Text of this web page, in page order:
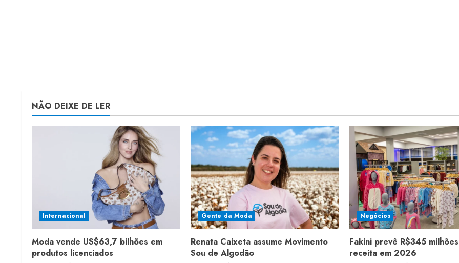
NÃO DEIXE DE LER
Internacional
Moda vende US$63,7 bilhões em
produtos licenciados
Gente da Moda
Renata Caixeta assume Movimento
Sou de Algodão
Negócios
Fakini prevê R$345
receita em 2026